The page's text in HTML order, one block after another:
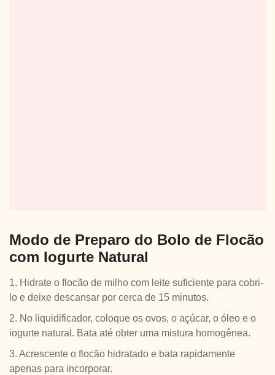
Modo de Preparo do Bolo de Flocão
com Iogurte Natural
1. Hidrate o flocão de milho com leite suficiente para cobri-
lo e deixe descansar por cerca de 15 minutos.
2. No liquidificador, coloque os ovos, o açúcar, o óleo e o
iogurte natural. Bata até obter uma mistura homogênea.
3. Acrescente o flocão hidratado e bata rapidamente
apenas para incorporar.